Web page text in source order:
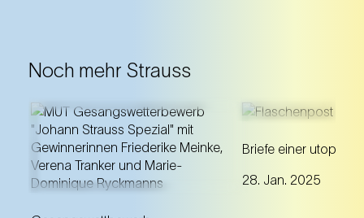
Noch mehr Strauss
Im MUT-Sonderwettbewerb
zur Wiener Operette
überzeugten die
Briefe einer
28. Jan. 2025
Johann Strauss’
Olga